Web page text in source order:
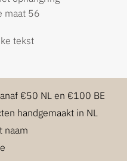
maat 56
tekst
€50 NL en €100 BE
handgemaakt in NL
naam